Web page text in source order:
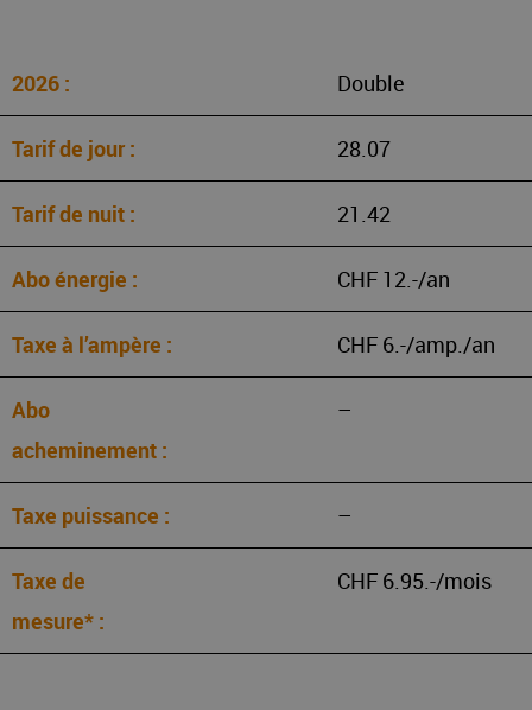
Double
28.07
21.42
CHF 12.-/an
CHF 6.-/amp./an
–
–
CHF 6.95.-/mois